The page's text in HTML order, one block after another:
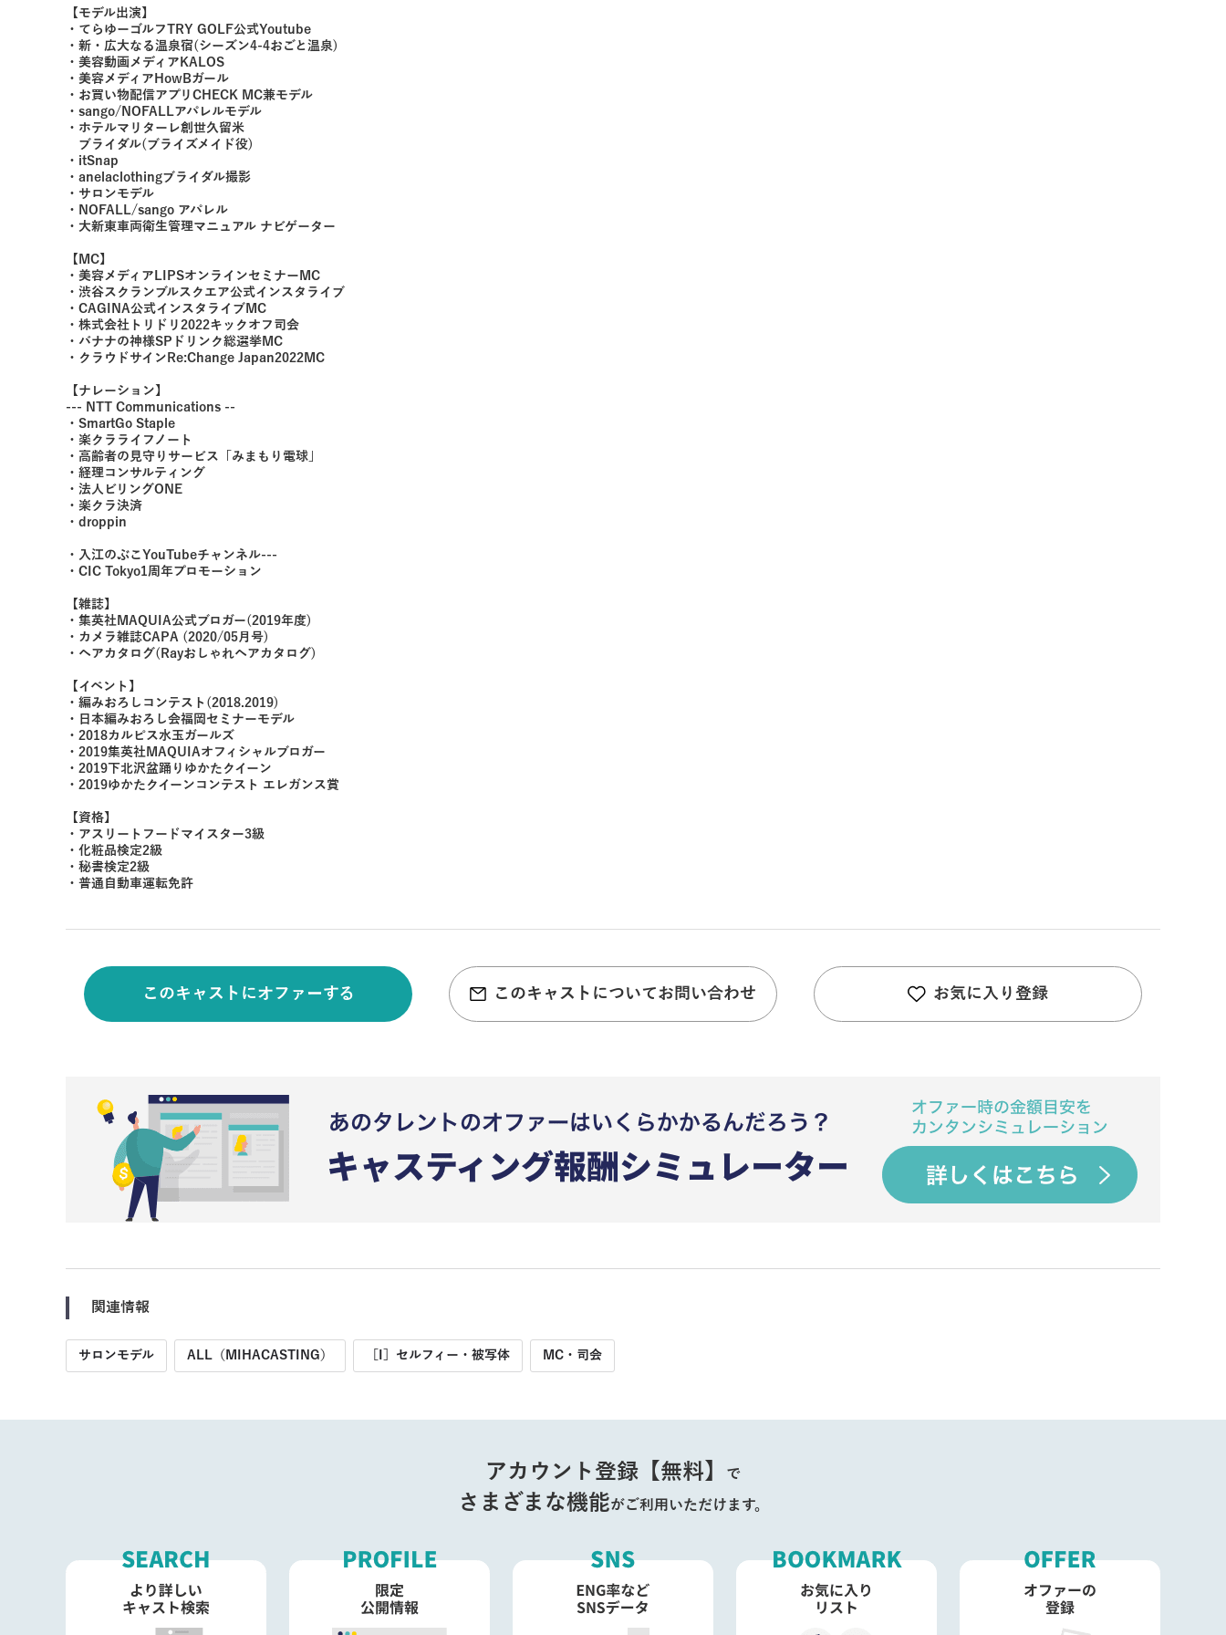
【モデル出演】
・てらゆーゴルフTRY GOLF公式Youtube
・新・広大なる温泉宿(シーズン4-4おごと温泉)
・美容動画メディアKALOS
・美容メディアHowBガール
・お買い物配信アプリCHECK MC兼モデル
・sango/NOFALLアパレルモデル
・ホテルマリターレ創世久留米
ブライダル(ブライズメイド役)
・itSnap
・anelaclothingブライダル撮影
・サロンモデル
・NOFALL/sango アパレル
・大新東車両衛生管理マニュアル ナビゲーター
【MC】
・美容メディアLIPSオンラインセミナーMC
・渋谷スクランブルスクエア公式インスタライブ
・CAGINA公式インスタライブMC
・株式会社トリドリ2022キックオフ司会
・バナナの神様SPドリンク総選挙MC
・クラウドサインRe:Change Japan2022MC
【ナレーション】
--- NTT Communications --
・SmartGo Staple
・楽クラライフノート
・高齢者の見守りサービス「みまもり電球」
・経理コンサルティング
・法人ビリングONE
・楽クラ決済
・droppin
・入江のぶこYouTubeチャンネル---
・CIC Tokyo1周年プロモーション
【雑誌】
・集英社MAQUIA公式ブロガー(2019年度)
・カメラ雑誌CAPA (2020/05月号)
・ヘアカタログ(Rayおしゃれヘアカタログ)
【イベント】
・編みおろしコンテスト(2018.2019)
・日本編みおろし会福岡セミナーモデル
・2018カルピス水玉ガールズ
・2019集英社MAQUIAオフィシャルブロガー
・2019下北沢盆踊りゆかたクイーン
・2019ゆかたクイーンコンテスト エレガンス賞
【資格】
・アスリートフードマイスター3級
・化粧品検定2級
・秘書検定2級
・普通自動車運転免許
このキャストにオファーする このキャストについてお問い合わせ お気に入り登録
関連情報
サロンモデル ALL（MIHACASTING） ［I］セルフィー・被写体 MC・司会
アカウント登録【無料】 で
さまざまな機能がご利用いただけます。